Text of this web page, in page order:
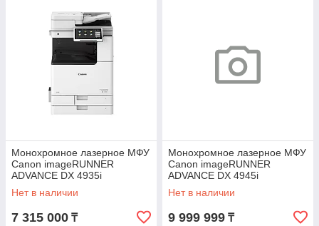
Монохромное лазерное МФУ
Canon imageRUNNER
ADVANCE DX 4935i
Нет в наличии
7 315 000 ₸
Монохромное лазерное МФУ
Canon imageRUNNER
ADVANCE DX 4945i
Нет в наличии
9 999 999 ₸